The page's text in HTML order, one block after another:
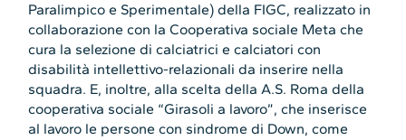
Paralimpico e Sperimentale) della FIGC, realizzato in
collaborazione con la Cooperativa sociale Meta che
cura la selezione di calciatrici e calciatori con
disabilità intellettivo-relazionali da inserire nella
squadra. E, inoltre, alla scelta della A.S. Roma della
cooperativa sociale “Girasoli a lavoro”, che inserisce
al lavoro le persone con sindrome di Down, come